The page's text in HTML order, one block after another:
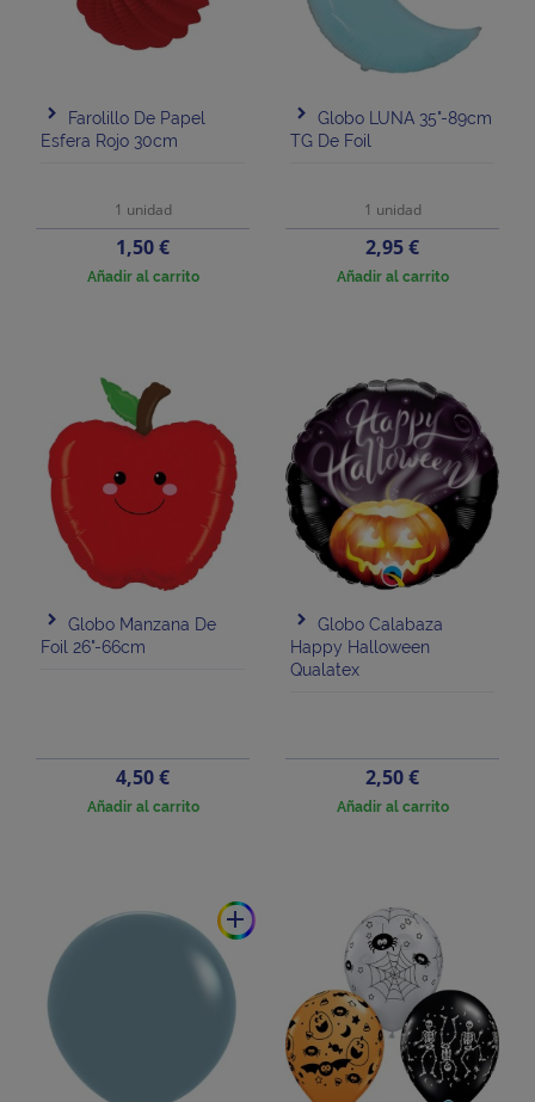
Farolillo De Papel
Esfera Rojo 30cm
1 unidad
Precio
1,50 €
Añadir al carrito
Globo LUNA 35"-89cm
TG De Foil
1 unidad
Precio
2,95 €
Añadir al carrito
Globo Manzana De
Foil 26"-66cm
Precio
4,50 €
Añadir al carrito
Globo Calabaza
Happy Halloween
Qualatex
Precio
2,50 €
Añadir al carrito
add